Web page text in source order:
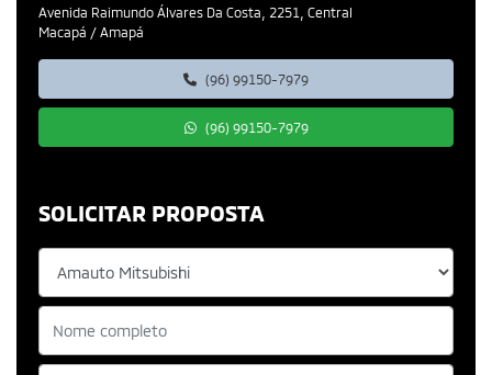
Avenida Raimundo Álvares Da Costa, 2251, Central
Macapá / Amapá
(96) 99150-7979
(96) 99150-7979
SOLICITAR PROPOSTA